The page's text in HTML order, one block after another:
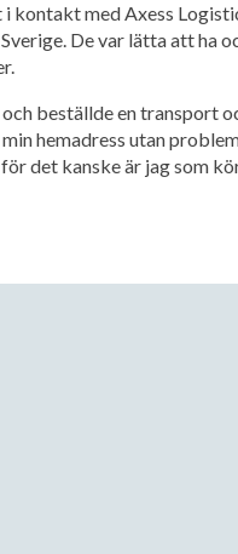
kontakt med Axess
De var lätta att ha
och beställde en transport
hemadress utan
det kanske är jag som